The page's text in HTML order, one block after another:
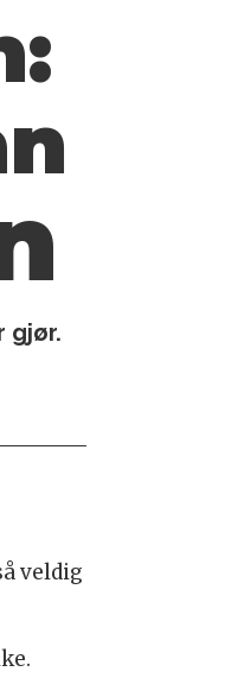
gjør.
veldig